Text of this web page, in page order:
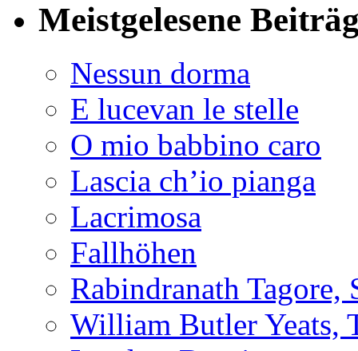
Meistgelesene
Nessun dorma
E lucevan le stelle
O mio babbino caro
Lascia ch’io pianga
Lacrimosa
Fallhöhen
Rabindranath
William Butler Yeats,